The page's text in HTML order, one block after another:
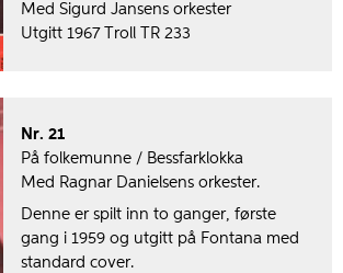
Med Sigurd Jansens orkester
Utgitt 1967 Troll TR 233
Nr. 21
På folkemunne / Bessfarklokka
Med Ragnar Danielsens orkester.
Denne er spilt inn to ganger, første
gang i 1959 og utgitt på Fontana med
standard cover.